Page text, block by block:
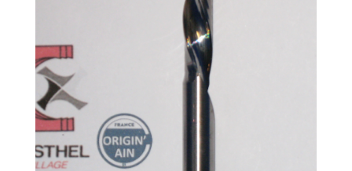
Catalog
Contact